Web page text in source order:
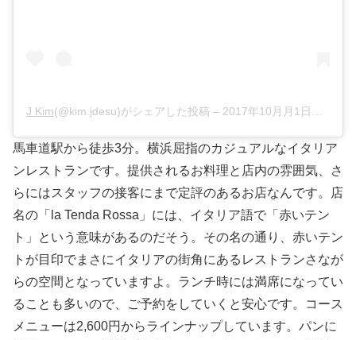
J Kim(@kim.jdesu)がシェアした投稿 – 2017年10月月1日午後11時00分PDT
馬車道駅から徒歩3分。横浜屈指のカジュアルなイタリア
ンレストランです。提供されるお料理と店内の雰囲気、さ
らにはスタッフの接客にまで定評のあるお店なんです。店
名の「la Tenda Rossa」には、イタリア語で「赤いテン
ト」という意味があるのだそう。その名の通り、赤いテン
トが目印でまさにイタリアの街角にあるレストランさなが
らの空間となっていますよ。ランチ時には満席になってい
ることも多いので、ご予約をしていくと安心です。コース
メニューは2,600円からラインナップしています。パンに